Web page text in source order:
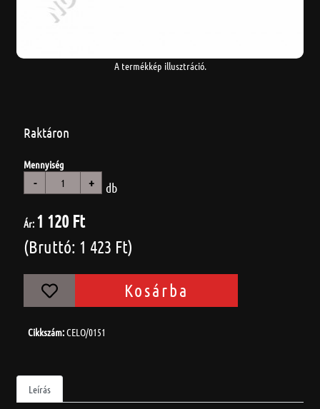
A termékkép illusztráció.
Raktáron
Mennyiség
- + db
Ár: 1 120 Ft
(Bruttó: 1 423 Ft)
Kosárba
Cikkszám:CELO/0151
Leírás